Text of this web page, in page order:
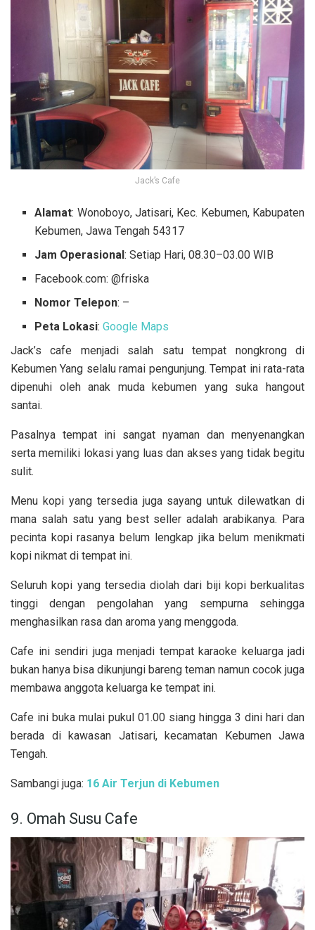
Jack’s Cafe
Alamat: Wonoboyo, Jatisari, Kec. Kebumen, Kabupaten
Kebumen, Jawa Tengah 54317
Jam Operasional: Setiap Hari, 08.30–03.00 WIB
Facebook.com: @friska
Nomor Telepon: –
Peta Lokasi:Google Maps
Jack’s cafe menjadi salah satu tempat nongkrong di
Kebumen Yang selalu ramai pengunjung. Tempat ini rata-rata
dipenuhi oleh anak muda kebumen yang suka hangout
santai.
Pasalnya tempat ini sangat nyaman dan menyenangkan
serta memiliki lokasi yang luas dan akses yang tidak begitu
sulit.
Menu kopi yang tersedia juga sayang untuk dilewatkan di
mana salah satu yang best seller adalah arabikanya. Para
pecinta kopi rasanya belum lengkap jika belum menikmati
kopi nikmat di tempat ini.
Seluruh kopi yang tersedia diolah dari biji kopi berkualitas
tinggi dengan pengolahan yang sempurna sehingga
menghasilkan rasa dan aroma yang menggoda.
Cafe ini sendiri juga menjadi tempat karaoke keluarga jadi
bukan hanya bisa dikunjungi bareng teman namun cocok juga
membawa anggota keluarga ke tempat ini.
Cafe ini buka mulai pukul 01.00 siang hingga 3 dini hari dan
berada di kawasan Jatisari, kecamatan Kebumen Jawa
Tengah.
Sambangi juga: 16 Air Terjun di Kebumen
9. Omah Susu Cafe